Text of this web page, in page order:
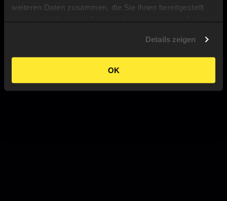
weiteren Daten zusammen, die Sie ihnen bereitgestellt
Details zeigen
OK